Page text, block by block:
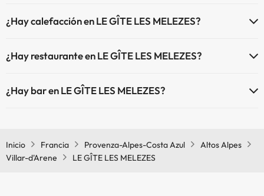
¿Hay calefacción en LE GÎTE LES MELEZES?
¿Hay restaurante en LE GÎTE LES MELEZES?
¿Hay bar en LE GÎTE LES MELEZES?
Inicio Francia Provenza-Alpes-Costa Azul
Altos Alpes
Villar-d'Arene
LE GÎTE LES MELEZES